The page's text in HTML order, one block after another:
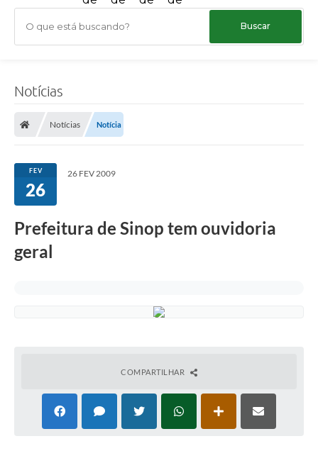
O que está buscando?
Notícias
Notícias Notícia
FEV
26
26 FEV 2009
Prefeitura de Sinop tem ouvidoria
geral
COMPARTILHAR